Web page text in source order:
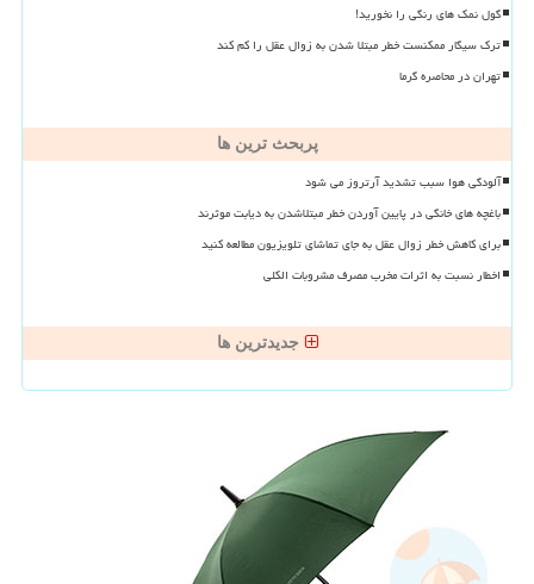
گول نمک های رنگی را نخورید!
ترک سیگار ممکنست خطر مبتلا شدن به زوال عقل را کم کند
تهران در محاصره گرما
پربحث ترین ها
آلودگی هوا سبب تشدید آرتروز می شود
باغچه های خانگی در پایین آوردن خطر مبتلاشدن به دیابت موثرند
برای کاهش خطر زوال عقل به جای تماشای تلویزیون مطالعه کنید
اخطار نسبت به اثرات مخرب مصرف مشروبات الکلی
جدیدترین ها